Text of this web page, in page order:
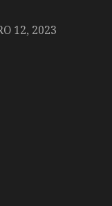
12, 2023